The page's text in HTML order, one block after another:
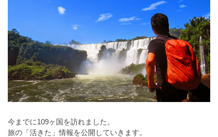
今までに109ヶ国を訪れました。
旅の「活きた」情報を公開していきます。